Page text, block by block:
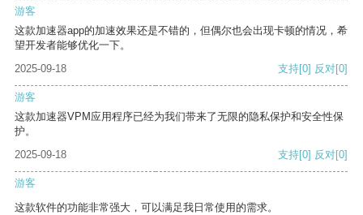
游客
这款加速器app的加速效果还是不错的，但偶尔也会出现卡顿的情况，希
望开发者能够优化一下。
2025-09-18
支持[0] 反对[0]
游客
这款加速器VPM应用程序已经为我们带来了无限的隐私保护和安全性保
护。
2025-09-18
支持[0] 反对[0]
游客
这款软件的功能非常强大，可以满足我日常使用的需求。